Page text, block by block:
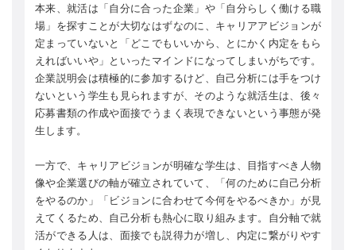
本来、就活は「自分に合った企業」や「自分らしく働ける職
場」を探すことが大切なはずなのに、キャリアアビジョンが
定まっていないと「どこでもいいから、とにかく内定をもら
えればいいや」といったマインドになってしまいがちです。
企業説明会は積極的に参加するけど、自己分析には手をつけ
ないという学生も見られますが、そのような就活生は、後々
応募書類の作成や面接でうまく表現できないという事態が発
生します。
一方で、キャリアビジョンが明確な学生は、目指すべき人物
像や企業選びの軸が確立されていて、「何のために自己分析
をやるのか」「ビジョンに合わせて今何をやるべきか」が見
えてくるため、自己分析も熱心に取り組みます。自分軸で就
活ができる人は、面接でも説得力が増し、内定に繋がりやす